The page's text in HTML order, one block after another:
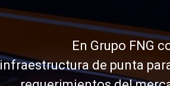
En Grupo FNG
infraestructura de punta